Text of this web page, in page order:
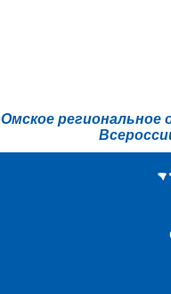
Омское региональное